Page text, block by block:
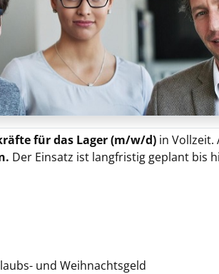
für das Lager (m/w/d) in Vollzeit.
Der Einsatz ist langfristig geplant bis
und Weihnachtsgeld